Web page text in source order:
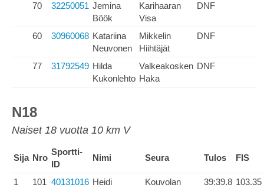
70 32250051 Jemina
Böök
Karihaaran
Visa
DNF
60 30960068 Katariina
Neuvonen
Mikkelin
Hiihtäjät
DNF
77 31792549 Hilda
Kukonlehto
Valkeakosken
Haka
DNF
N18
Naiset 18 vuotta 10 km V
Sija Nro
Sportti-
ID
Nimi Seura Tulos FIS
1 101 40131016 Heidi
Kouvolan
39:39.8 103.35